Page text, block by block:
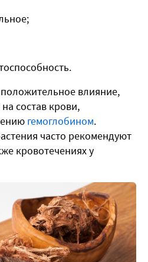
влияние,
состав крови,
гемоглобином.
часто рекомендуют
кровотечениях у